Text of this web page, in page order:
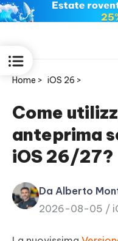
ReiBoot
for iOS
PDNob
PDF
New
Home > iOS 26 >
Come
anteprima
iOS 26/27?
Da Alberto
2026-08-05 /